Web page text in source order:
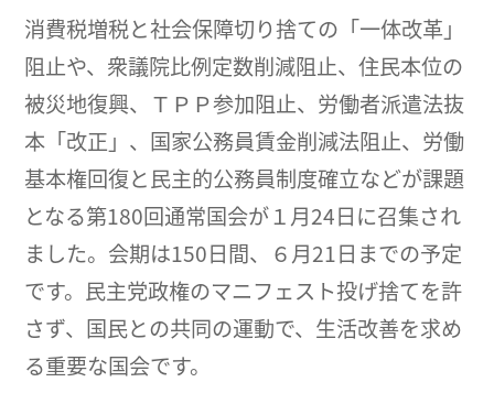
消費税増税と社会保障切り捨ての「一体改革」
阻止や、衆議院比例定数削減阻止、住民本位の
被災地復興、ＴＰＰ参加阻止、労働者派遣法抜
本「改正」、国家公務員賃金削減法阻止、労働
基本権回復と民主的公務員制度確立などが課題
となる第180回通常国会が１月24日に召集され
ました。会期は150日間、６月21日までの予定
です。民主党政権のマニフェスト投げ捨てを許
さず、国民との共同の運動で、生活改善を求め
る重要な国会です。